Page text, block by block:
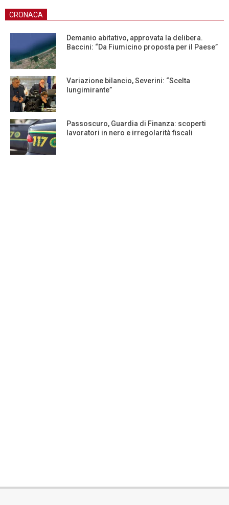
CRONACA
Demanio abitativo, approvata la delibera.
Baccini: “Da Fiumicino proposta per il Paese”
Variazione bilancio, Severini: “Scelta
lungimirante”
Passoscuro, Guardia di Finanza: scoperti
lavoratori in nero e irregolarità fiscali